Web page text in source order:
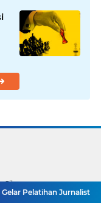
Siber
Jurnalistik